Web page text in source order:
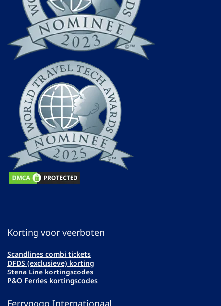
Korting voor veerboten
Scandlines combi tickets
DFDS (exclusieve) korting
Stena Line kortingscodes
P&O Ferries kortingscodes
Ferrygogo Internationaal